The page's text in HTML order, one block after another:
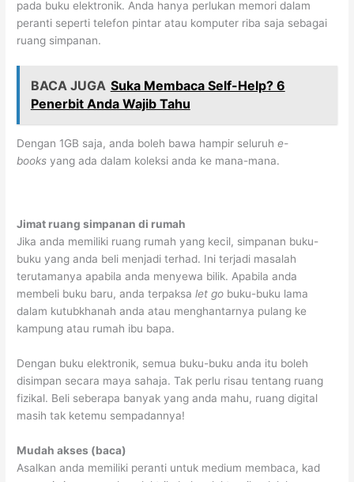
pada buku elektronik. Anda hanya perlukan memori dalam
peranti seperti telefon pintar atau komputer riba saja sebagai
ruang simpanan.
BACA JUGA Suka Membaca Self-Help? 6
Penerbit Anda Wajib Tahu
Dengan 1GB saja, anda boleh bawa hampir seluruh ­e-
booksyang ada dalam koleksi anda ke mana-mana.
Jimat ruang simpanan di rumah
Jika anda memiliki ruang rumah yang kecil, simpanan buku-
buku yang anda beli menjadi terhad. Ini terjadi masalah
terutamanya apabila anda menyewa bilik. Apabila anda
membeli buku baru, anda terpaksalet go buku-buku lama
dalam kutubkhanah anda atau menghantarnya pulang ke
kampung atau rumah ibu bapa.
Dengan buku elektronik, semua buku-buku anda itu boleh
disimpan secara maya sahaja. Tak perlu risau tentang ruang
fizikal. Beli seberapa banyak yang anda mahu, ruang digital
masih tak ketemu sempadannya!
Mudah akses (baca)
Asalkan anda memiliki peranti untuk medium membaca, kad